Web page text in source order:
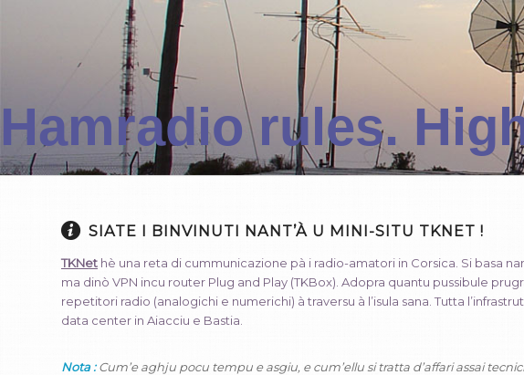
Hamradio rules.
SIATE I BINVINUTI NANT’À U MINI-SITU TKNET !
TKNet hè una reta di cummunicazione pà i radio-amatori in Corsica. Si basa
ma dinò VPN incu router Plug and Play (TKBox). Adopra quantu pussibule
repetitori radio (analogichi e numerichi) à traversu à l’isula sana. Tutta
data center in Aiacciu e Bastia.
Nota :Cum’e aghju pocu tempu e asgiu, e cum’ellu si tratta d’affari assai